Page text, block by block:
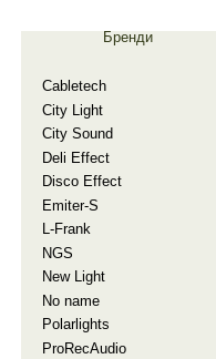
Бренди
Cabletech
City Light
City Sound
Deli Effect
Disco Effect
Emiter-S
L-Frank
NGS
New Light
No name
Polarlights
ProRecAudio